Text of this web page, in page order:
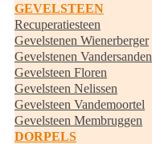
GEVELSTEEN
Recuperatiesteen
Gevelstenen Wienerberger
Gevelstenen Vandersanden
Gevelsteen Floren
Gevelsteen Nelissen
Gevelsteen Vandemoortel
Gevelsteen Membruggen
DORPELS